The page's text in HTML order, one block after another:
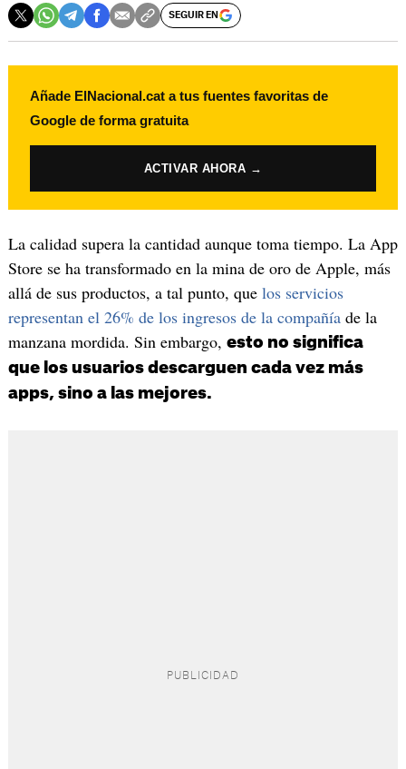
SEGUIR EN
Añade ElNacional.cat a tus fuentes favoritas de
Google de forma gratuita
ACTIVAR AHORA →
La calidad supera la cantidad aunque toma tiempo. La App
Store se ha transformado en la mina de oro de Apple, más
allá de sus productos, a tal punto, que los servicios
representan el 26% de los ingresos de la compañíade la
manzana mordida. Sin embargo, esto no significa
que los usuarios descarguen cada vez más
apps, sino a las mejores.